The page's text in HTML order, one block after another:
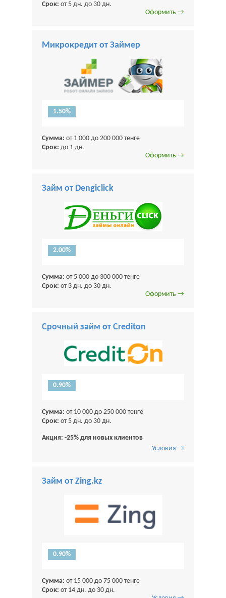
Срок: от 5 дн. до 30 дн.
Оформить →
Микрокредит от Займер
1.50%
Сумма: от 1 000 до 200 000 тенге
Срок: до 1 дн.
Оформить →
Займ от Dengiclick
2.00%
Сумма: от 5 000 до 300 000 тенге
Срок: от 3 дн. до 30 дн.
Оформить →
Срочный займ от Crediton
0.90%
Сумма: от 10 000 до 250 000 тенге
Срок: от 5 дн. до 30 дн.
Акция: -25% для новых клиентов
Условия →
Займ от Zing.kz
0.90%
Сумма: от 15 000 до 75 000 тенге
Срок: от 14 дн. до 30 дн.